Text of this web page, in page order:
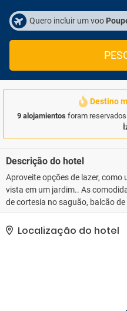
Quero incluir um voo
Destino
9 alojamientos foram
Descrição do hotel
Aproveite opções de lazer, como
vista em um jardim.. As
de cortesia no saguão, balcão
armazenamento para
manobrista está disponível no
Localização do hotel